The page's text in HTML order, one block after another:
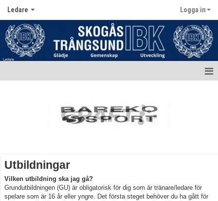
Ledare Logga in
Sjukvårdsväska
Utbildningar
Vilken utbildning ska jag gå?
Grundutbildningen (GU) är obligatorisk för dig som är tränare/ledare för
spelare som är 16 år eller yngre. Det första steget behöver du ha gått för